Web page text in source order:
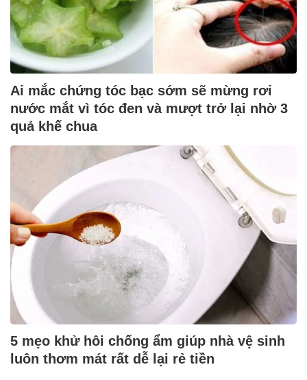
Ai mắc chứng tóc bạc sớm sẽ mừng rơi
nước mắt vì tóc đen và mượt trở lại nhờ 3
quả khế chua
5 mẹo khử hôi chống ẩm giúp nhà vệ sinh
luôn thơm mát rất dễ lại rẻ tiền